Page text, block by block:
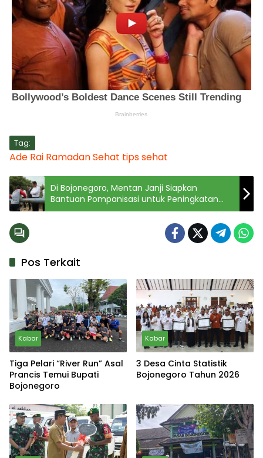
Tag:
Ade Rai RamadanSehat tips sehat
Di Bojonegoro, Mentan Janji Siapkan
Bantuan Pompanisasi untuk Peningkatan
Produksi Padi
Pos Terkait
Kabar
Tiga Pelari “River Run” Asal
Prancis Temui Bupati
Bojonegoro
Kabar
3 Desa Cinta Statistik
Bojonegoro Tahun 2026